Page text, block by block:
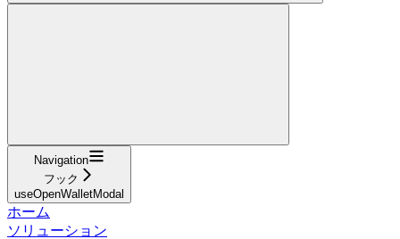
Navigation
フック
useOpenWalletModal
ホーム
ソリューション